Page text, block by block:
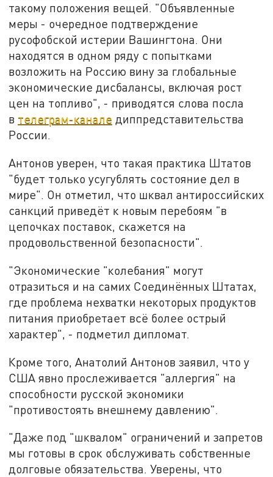
такому положения вещей. "Объявленные
меры - очередное подтверждение
русофобской истерии Вашингтона. Они
находятся в одном ряду с попытками
возложить на Россию вину за глобальные
экономические дисбалансы, включая рост
цен на топливо", - приводятся слова посла
в телеграм-канале диппредставительства
России.
Антонов уверен, что такая практика Штатов
"будет только усугублять состояние дел в
мире". Он отметил, что шквал антироссийских
санкций приведёт к новым перебоям "в
цепочках поставок, скажется на
продовольственной безопасности".
"Экономические "колебания" могут
отразиться и на самих Соединённых Штатах,
где проблема нехватки некоторых продуктов
питания приобретает всё более острый
характер", - подметил дипломат.
Кроме того, Анатолий Антонов заявил, что у
США явно прослеживается "аллергия" на
способности русской экономики
"противостоять внешнему давлению".
"Даже под "шквалом" ограничений и запретов
мы готовы в срок обслуживать собственные
долговые обязательства. Уверены, что